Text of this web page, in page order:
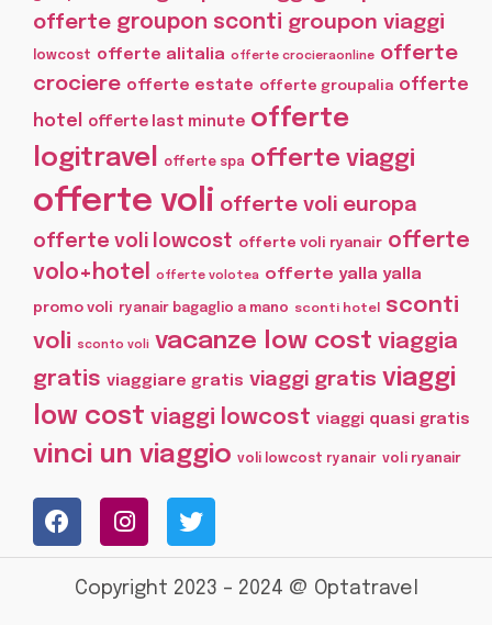
offerte groupon sconti groupon viaggi
lowcost offerte alitalia offerte crocieraonline offerte
crociere offerte estate offerte groupalia offerte
hotel
offerte last minute offerte
logitravel offerte spa offerte viaggi
offerte voli offerte voli europa
offerte voli lowcost offerte voli ryanair offerte
volo+hotel offerte volotea offerte yalla yalla
promo voli ryanair bagaglio a mano sconti hotel
sconti
voli
sconto voli vacanze low cost viaggia
gratis viaggiare gratis viaggi gratis viaggi
low cost viaggi lowcost viaggi quasi gratis
vinci un viaggio voli lowcost ryanair voli ryanair
Copyright 2023 – 2024 @ Optatravel